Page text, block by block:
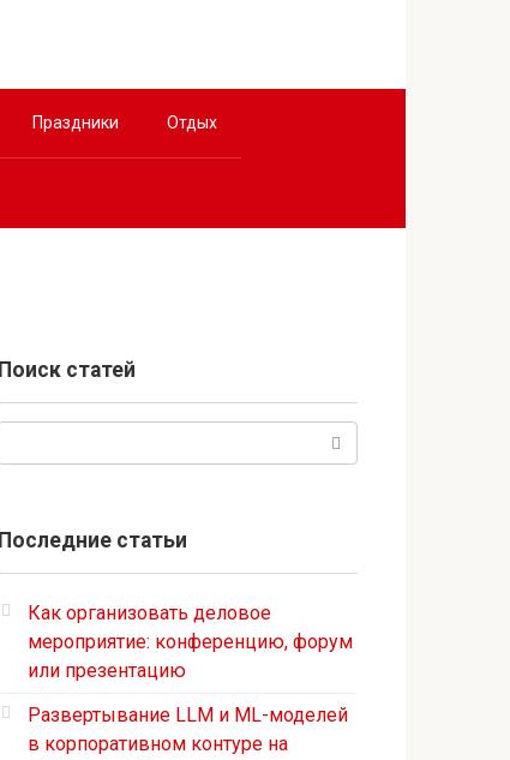
Праздники Отдых
Поиск статей
Последние статьи
Как организовать деловое
мероприятие: конференцию, форум
или презентацию
Развертывание LLM и ML-моделей
в корпоративном контуре на